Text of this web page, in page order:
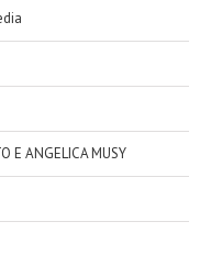
E ANGELICA MUSY